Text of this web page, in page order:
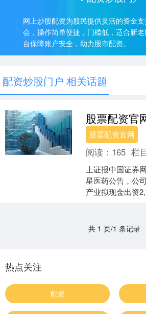
网上炒股配资为股民提供灵活的资金
会，操作简单便捷，门槛低，适合新
台保障账户安全，助力股市配资。
配资炒股门户 相关话题
股票配资官网
阅读： 165 栏
上证报中国证券
星医药公告，公
产业拟现金出资
共 1 页/1 条记录
热点关注
配资